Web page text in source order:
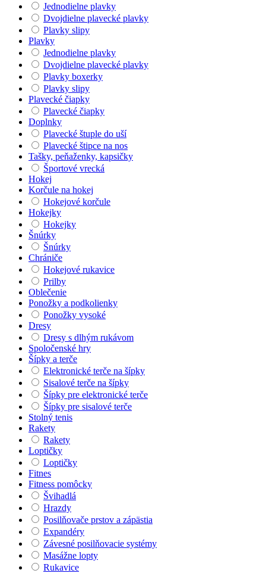
Jednodielne plavky
Dvojdielne plavecké plavky
Plavky slipy
Plavky
Jednodielne plavky
Dvojdielne plavecké plavky
Plavky boxerky
Plavky slipy
Plavecké čiapky
Plavecké čiapky
Doplnky
Plavecké štuple do uší
Plavecké štipce na nos
Tašky, peňaženky, kapsičky
Športové vrecká
Hokej
Korčule na hokej
Hokejové korčule
Hokejky
Hokejky
Šnúrky
Šnúrky
Chrániče
Hokejové rukavice
Prilby
Oblečenie
Ponožky a podkolienky
Ponožky vysoké
Dresy
Dresy s dlhým rukávom
Spoločenské hry
Šípky a terče
Elektronické terče na šípky
Sisalové terče na šípky
Šípky pre elektronické terče
Šípky pre sisalové terče
Stolný tenis
Rakety
Rakety
Loptičky
Loptičky
Fitnes
Fitness pomôcky
Švihadlá
Hrazdy
Posilňovače prstov a zápästia
Expandéry
Závesné posilňovacie systémy
Masážne lopty
Rukavice